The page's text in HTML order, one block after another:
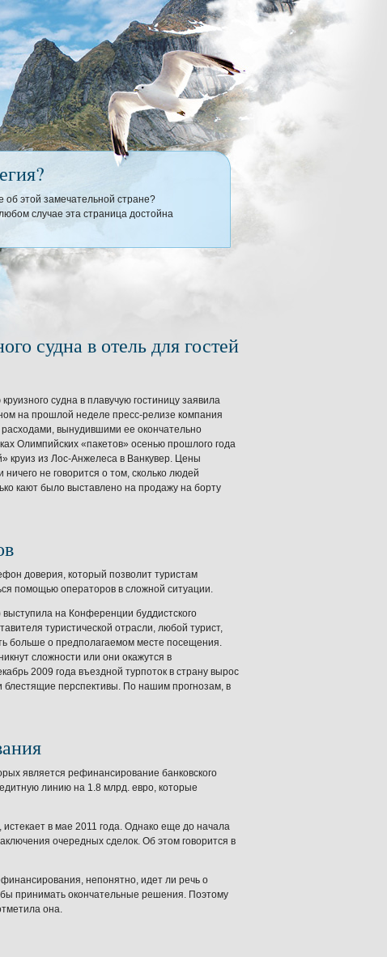
об этой замечательной стране?
случае эта страница достойна
судна в отель для гостей
судна в плавучую гостиницу заявила
на прошлой неделе пресс-релизе компания
вынудившими ее окончательно
Олимпийских «пакетов» осенью прошлого года
круиз из Лос-Анжелеса в Ванкувер. Цены
не говорится о том, сколько людей
кают было выставлено на продажу на борту
доверия, который позволит туристам
помощью операторов в сложной ситуации.
на Конференции буддистского
туристической отрасли, любой турист,
больше о предполагаемом месте посещения.
сложности или они окажутся в
2009 года въездной турпоток в страну вырос
блестящие перспективы. По нашим прогнозам, в
является рефинансирование банковского
линию на 1.8 млрд. евро, которые
в мае 2011 года. Однако еще до начала
очередных сделок. Об этом говорится в
непонятно, идет ли речь о
принимать окончательные решения. Поэтому
она.